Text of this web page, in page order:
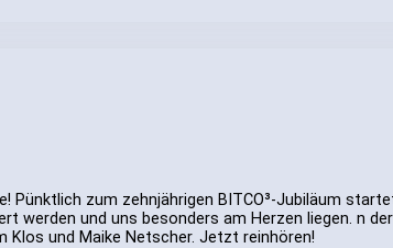
Pünktlich zum zehnjährigen BITCO³-Jubiläum
werden und uns besonders am Herzen liegen. n
Klos und Maike Netscher. Jetzt reinhören!